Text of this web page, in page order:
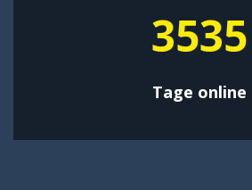
4595
Tage online